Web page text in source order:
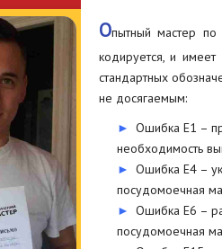
Опытный мастер
кодируется, и
стандартных
не досягаемым:
Ошибка Е1 –
необходимость
Ошибка Е4 –
посудомоечная
Ошибка Е6 –
посудомоечная